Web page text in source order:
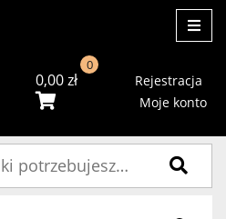
0,00zł
0
Rejestracja
Moje konto